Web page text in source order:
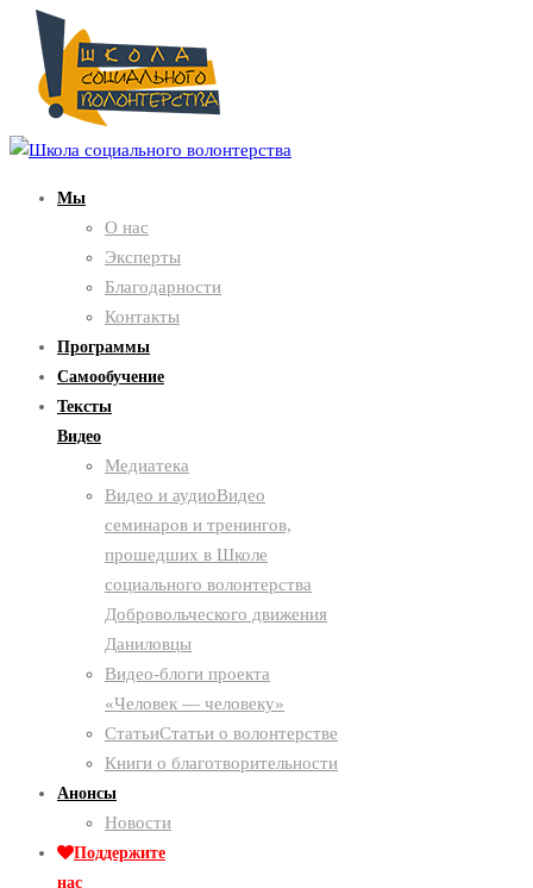
Мы
О нас
Эксперты
Благодарности
Контакты
Программы
Самообучение
Тексты
Видео
Медиатека
Видео и аудиоВидео
семинаров и тренингов,
прошедших в Школе
социального волонтерства
Добровольческого движения
Даниловцы
Видео-блоги проекта
«Человек — человеку»
СтатьиСтатьи о волонтерстве
Книги о благотворительности
Анонсы
Новости
Поддержите
нас